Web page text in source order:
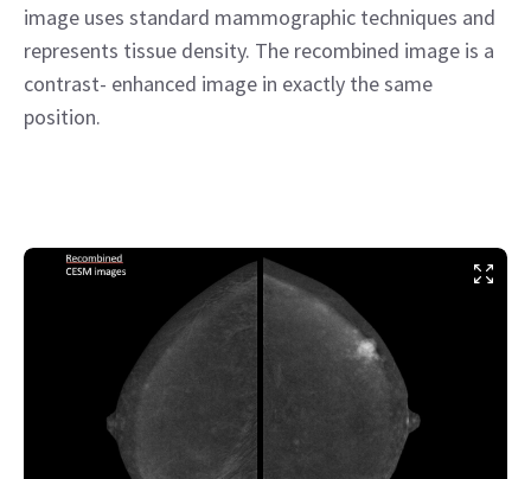
image uses standard mammographic techniques and
represents tissue density. The recombined image is a
contrast- enhanced image in exactly the same
position.